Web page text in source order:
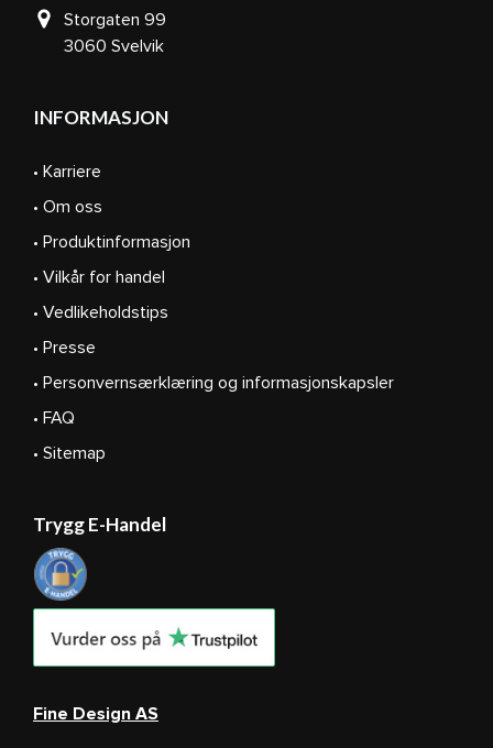
Storgaten 99
3060 Svelvik
INFORMASJON
• Karriere
• Om oss
• Produktinformasjon
• Vilkår for handel
• Vedlikeholdstips
• Presse
• Personvernsærklæring og informasjonskapsler
• FAQ
• Sitemap
Trygg E-Handel
Fine Design AS